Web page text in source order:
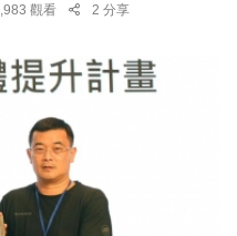
觀看 2 分享